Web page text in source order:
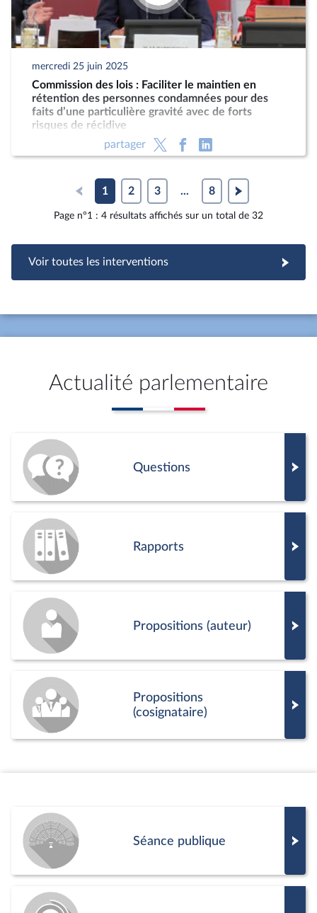
mercredi 25 juin 2025
Commission des lois : Faciliter le maintien en
rétention des personnes condamnées pour des
faits d’une particulière gravité avec de forts
risques de récidive
partager
1 2 3 ... 8
Page n°1 : 4 résultats affichés sur un total de 32
Voir toutes les interventions
Actualité parlementaire
Questions
Rapports
Propositions (auteur)
Propositions
(cosignataire)
Séance publique